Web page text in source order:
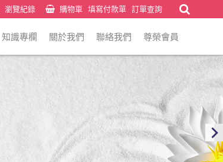
瀏覽紀錄 購物車 填寫付款單 訂單查詢
知識專欄 關於我們 聯絡我們 尊榮會員